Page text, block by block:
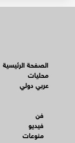
الصفحة الرئيسية
محليات
عربي دولي
فن
فيديو
منوعات